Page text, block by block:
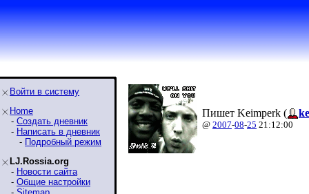
Войти в систему
Home
- Создать дневник
- Написать в дневник
- Подробный режим
LJ.Rossia.org
- Новости сайта
- Общие настройки
Пишет Keimperk (
@ 2007-08-25 21:12:00